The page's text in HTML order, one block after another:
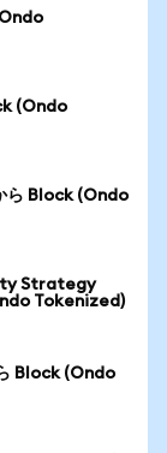
(Ondo
ら Block (Ondo
Strategy
Tokenized)
Block (Ondo